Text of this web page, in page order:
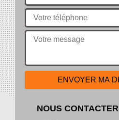
NOUS CONTACTER